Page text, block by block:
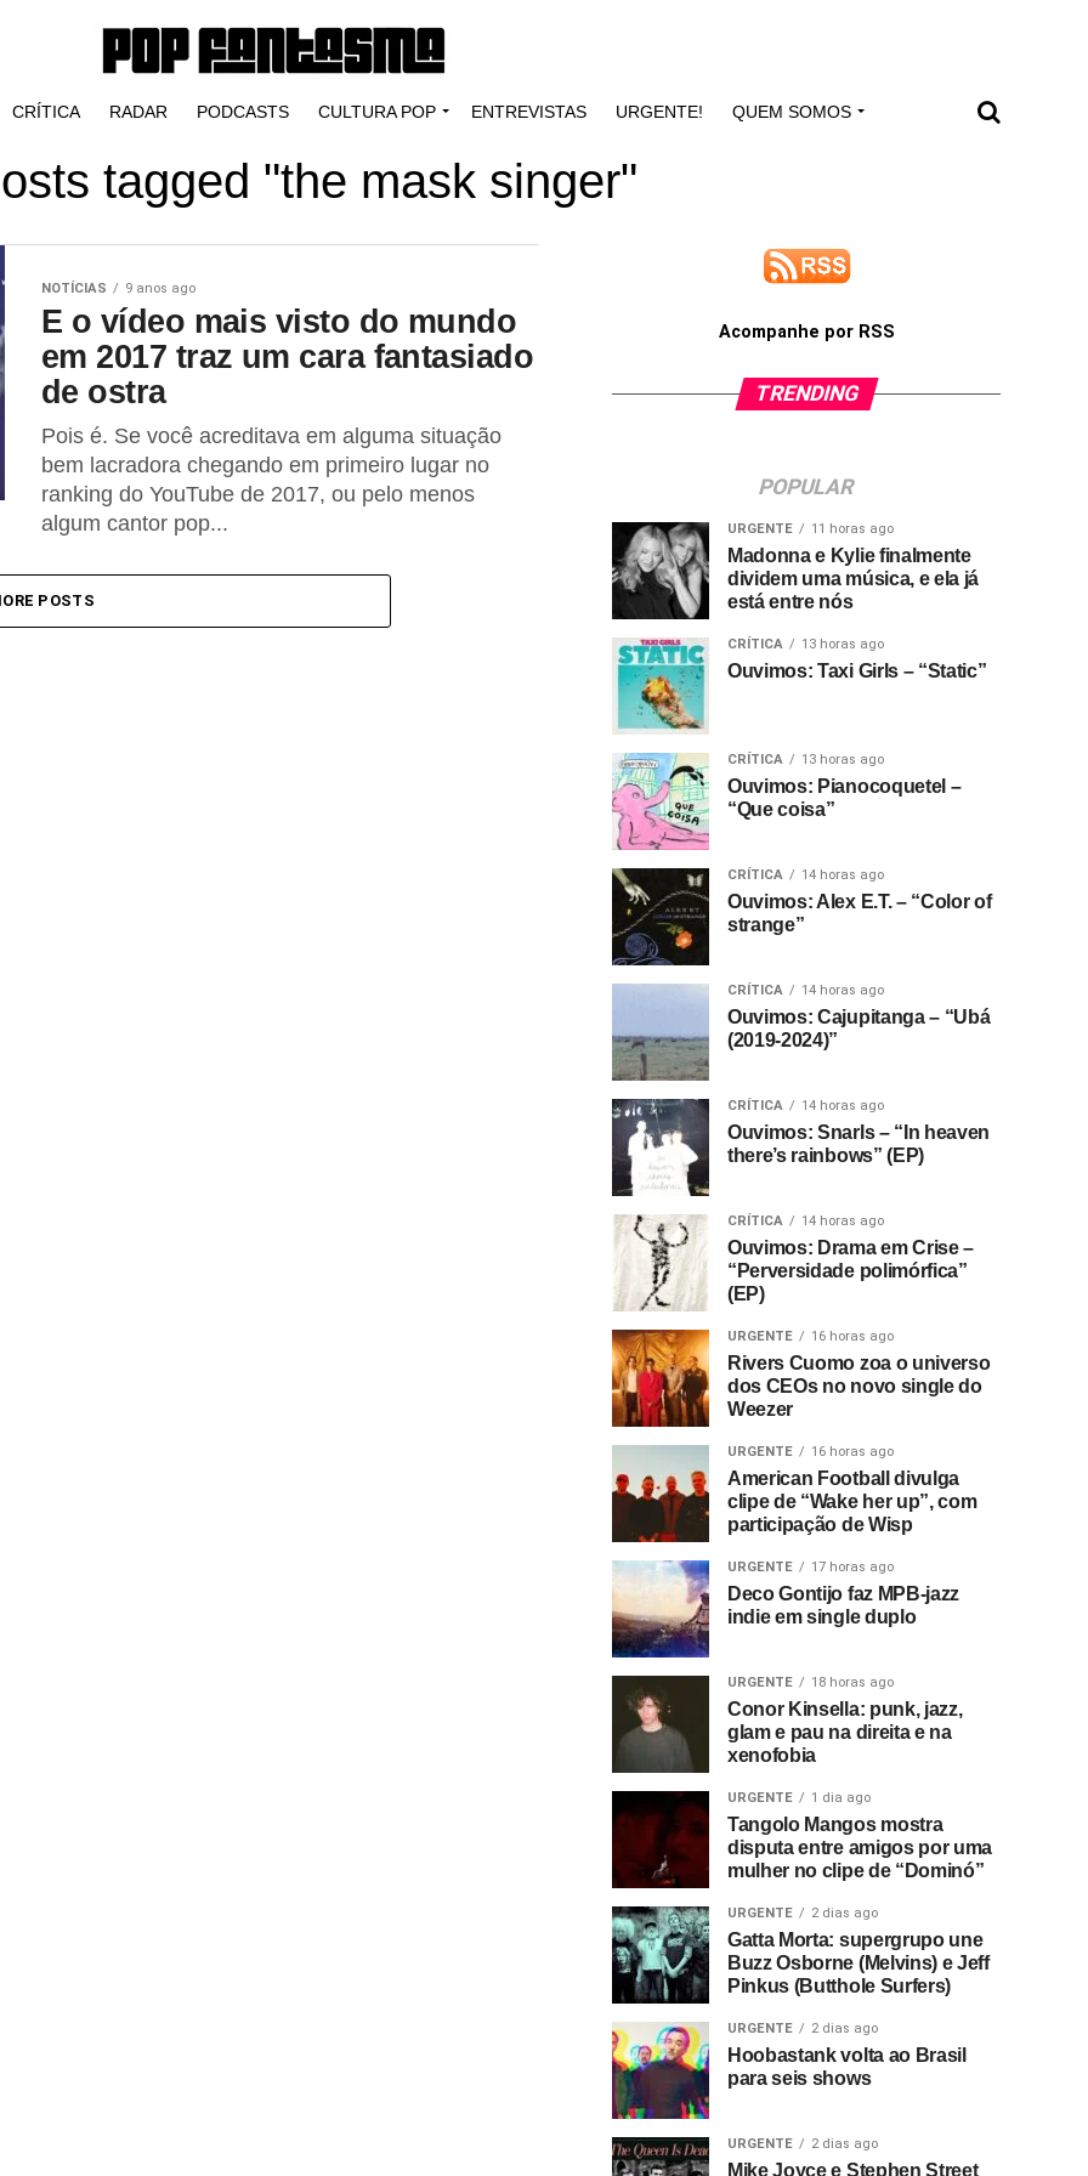
CRÍTICA RADAR PODCASTS CULTURA POP ENTREVISTAS URGENTE! QUEM SOMOS
tagged "the mask singer"
NOTÍCIAS 9 anos ago
E o vídeo mais visto do mundo
em 2017 traz um cara fantasiado
de ostra
Pois é. Se você acreditava em alguma situação
bem lacradora chegando em primeiro lugar no
ranking do YouTube de 2017, ou pelo menos
algum cantor pop...
POSTS
Acompanhe por RSS
TRENDING
POPULAR
URGENTE 11 horas ago
Madonna e Kylie finalmente
dividem uma música, e ela já
está entre nós
CRÍTICA 13 horas ago
Ouvimos: Taxi Girls – “Static”
CRÍTICA 13 horas ago
Ouvimos: Pianocoquetel –
“Que coisa”
CRÍTICA 14 horas ago
Ouvimos: Alex E.T. – “Color of
strange”
CRÍTICA 14 horas ago
Ouvimos: Cajupitanga – “Ubá
(2019-2024)”
CRÍTICA 14 horas ago
Ouvimos: Snarls – “In heaven
there’s rainbows” (EP)
CRÍTICA 14 horas ago
Ouvimos: Drama em Crise –
“Perversidade polimórfica”
(EP)
URGENTE 16 horas ago
Rivers Cuomo zoa o universo
dos CEOs no novo single do
Weezer
URGENTE 16 horas ago
American Football divulga
clipe de “Wake her up”, com
participação de Wisp
URGENTE 17 horas ago
Deco Gontijo faz MPB-jazz
indie em single duplo
URGENTE 18 horas ago
Conor Kinsella: punk, jazz,
glam e pau na direita e na
xenofobia
URGENTE 1 dia ago
Tangolo Mangos mostra
disputa entre amigos por uma
mulher no clipe de “Dominó”
URGENTE 2 dias ago
Gatta Morta: supergrupo une
Buzz Osborne (Melvins) e Jeff
Pinkus (Butthole Surfers)
URGENTE 2 dias ago
Hoobastank volta ao Brasil
para seis shows
URGENTE 2 dias ago
Mike Joyce e Stephen Street